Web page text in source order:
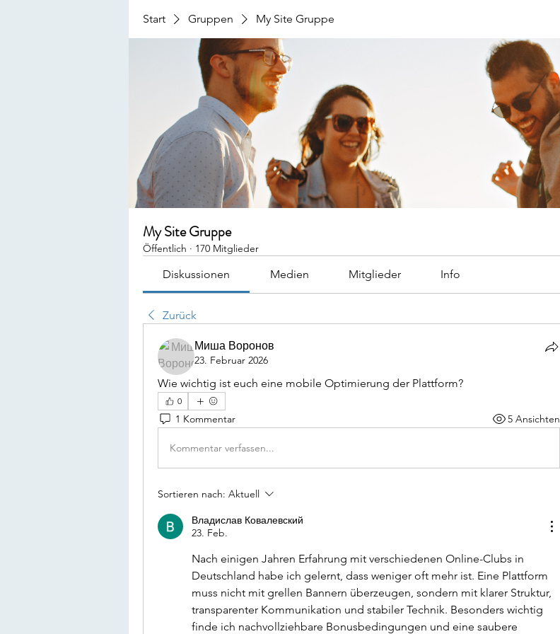
Start Gruppen My Site Gruppe
My Site Gruppe
Öffentlich · 170 Mitglieder
Diskussionen Medien Mitglieder Info
Zurück
Миша Воронов
23. Februar 2026
Wie wichtig ist euch eine mobile Optimierung der Plattform?
0
1 Kommentar 5 Ansichten
Kommentar verfassen...
Sortieren nach: Aktuell
Владислав Ковалевский
23. Feb.
Nach einigen Jahren Erfahrung mit verschiedenen Online-Clubs in
Deutschland habe ich gelernt, dass weniger oft mehr ist. Eine Plattform
muss nicht mit grellen Bannern überzeugen, sondern mit klarer Struktur,
transparenter Kommunikation und stabiler Technik. Besonders wichtig
finde ich nachvollziehbare Bonusbedingungen und eine saubere